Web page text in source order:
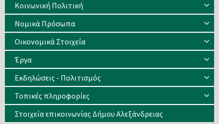
Κοινωνική Πολιτική
Νομικά Πρόσωπα
Οικονομικά Στοιχεία
Έργα
Εκδηλώσεις - Πολιτισμός
Τοπικές πληροφορίες
Στοιχεία επικοινωνίας Δήμου Αλεξάνδρειας